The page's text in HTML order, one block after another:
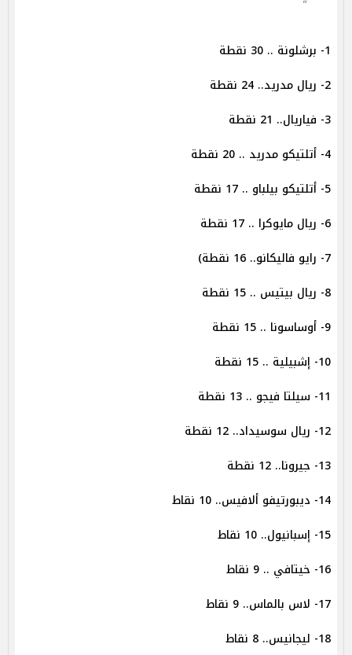
1- برشلونة .. 30 نقطة
2- ريال مدريد.. 24 نقطة
3- فياريال.. 21 نقطة
4- أتلتيكو مدريد .. 20 نقطة
5- أتلتيكو بيلباو .. 17 نقطة
6- ريال مايوكرا .. 17 نقطة
7- رايو فاليكانو.. 16 نقطة)
8- ريال بيتيس .. 15 نقطة
9- أوساسونا .. 15 نقطة
10- إشبيلية .. 15 نقطة
11- سيلتا فيجو .. 13 نقطة
12- ريال سوسيداد.. 12 نقطة
13- جيرونا.. 12 نقطة
14- ديبورتيفو ألافيس.. 10 نقاط
15- إسبانيول.. 10 نقاط
16- خيتافي .. 9 نقاط
17- لاس بالماس.. 9 نقاط
18- ليجانيس.. 8 نقاط